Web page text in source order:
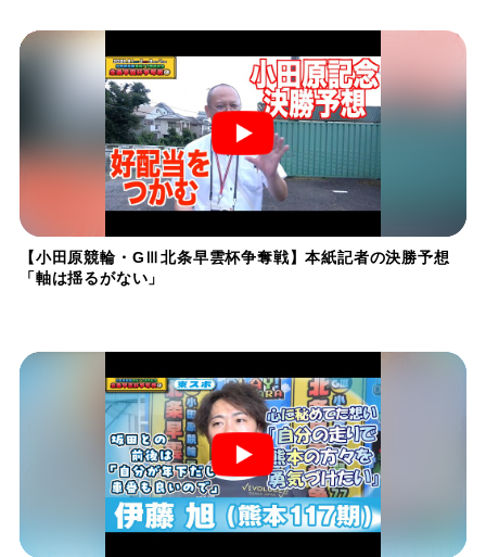
【小田原競輪・GⅢ北条早雲杯争奪戦】本紙記者の決勝予想
「軸は揺るがない」